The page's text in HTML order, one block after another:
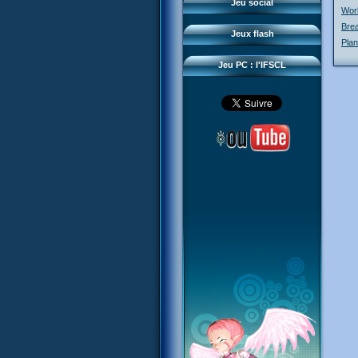
Jeu social
Jeux flash
Sector 2 Escape
Jeu PC : l'IFSCL
Téléchargements
Réseau IFSCL